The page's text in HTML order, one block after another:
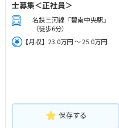
士募集＜正社員＞
名鉄三河線「碧南中央駅」
（徒歩6分）
【月収】23.0万円 ～ 25.0万円
保存する